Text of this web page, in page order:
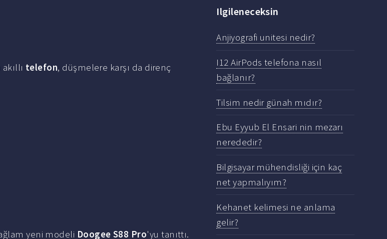
telefon, düşmelere karşı da direnç
yeni modeli Doogee S88 Pro'yu tanıttı.
Ilgileneceksin
Anjiyografi unitesi nedir?
I12 AirPods telefona nasıl
bağlanır?
Tilsim nedir günah mıdır?
Ebu Eyyub El Ensari nin mezarı
nerededir?
Bilgisayar mühendisliği için kaç
net yapmalıyım?
Kehanet kelimesi ne anlama
gelir?